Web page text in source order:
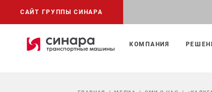
САЙТ ГРУППЫ СИНАРА
КОМПАНИЯ